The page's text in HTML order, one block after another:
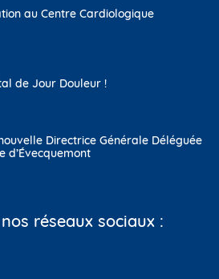
au Centre Cardiologique
de Jour Douleur !
Directrice Générale Déléguée
d’Évecquemont
réseaux sociaux :